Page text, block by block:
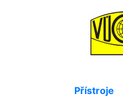
Přístroje